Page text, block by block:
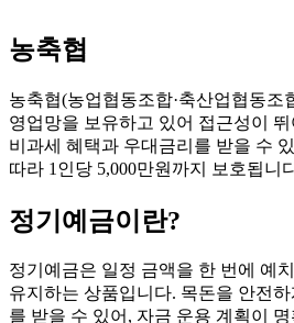
농축협
농축협(농업협동조합·축산업협동조
영업망을 보유하고 있어 접근성이 뛰
비과세 혜택과 우대금리를 받을 수
따라 1인당 5,000만원까지 보호됩니
정기예금이란?
정기예금은 일정 금액을 한 번에 예
유지하는 상품입니다. 목돈을 안전
를 받을 수 있어, 자금 운용 계획이